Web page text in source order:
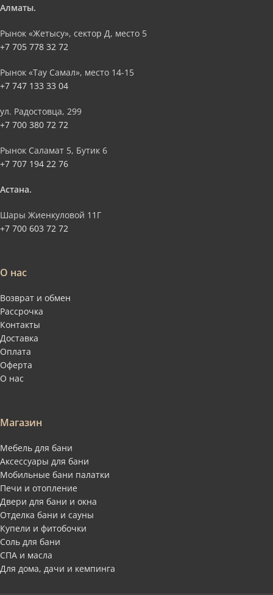
Алматы.
Рынок «Жетысу», сектор Д, место 5
+7 705 778 32 72
Рынок «Тау Самал», место 14-15
+7 747 133 33 04
ул. Радостовца, 299
+7 700 380 72 72
Рынок Саламат 5, Бутик 6
+7 707 194 22 76
Астана.
Шары Жиенкуловой 11Г
+7 700 603 72 72
О нас
Возврат и обмен
Рассрочка
Контакты
Доставка
Оплата
Оферта
О нас
Магазин
Мебель для бани
Аксессуары для бани
Мобильные бани палатки
Печи и отопление
Двери для бани и окна
Отделка бани и сауны
Купели и фитобочки
Соль для бани
СПА и масла
Для дома, дачи и кемпинга